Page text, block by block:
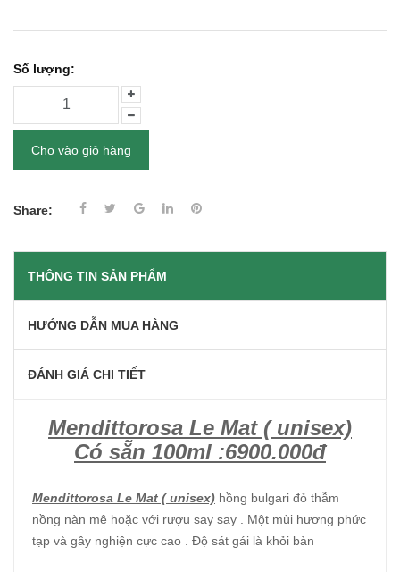
Số lượng:
Cho vào giỏ hàng
Share:
THÔNG TIN SẢN PHẨM
HƯỚNG DẪN MUA HÀNG
ĐÁNH GIÁ CHI TIẾT
Mendittorosa Le Mat ( unisex)
Có sẵn 100ml :6900.000đ
Mendittorosa Le Mat ( unisex) hồng bulgari đỏ thẫm
nồng nàn mê hoặc với rượu say say . Một mùi hương phức
tạp và gây nghiện cực cao . Độ sát gái là khỏi bàn